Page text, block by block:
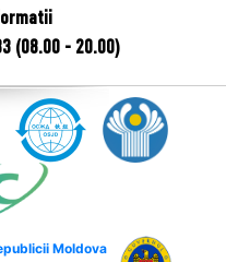
(08.00 - 20.00)
Moldova